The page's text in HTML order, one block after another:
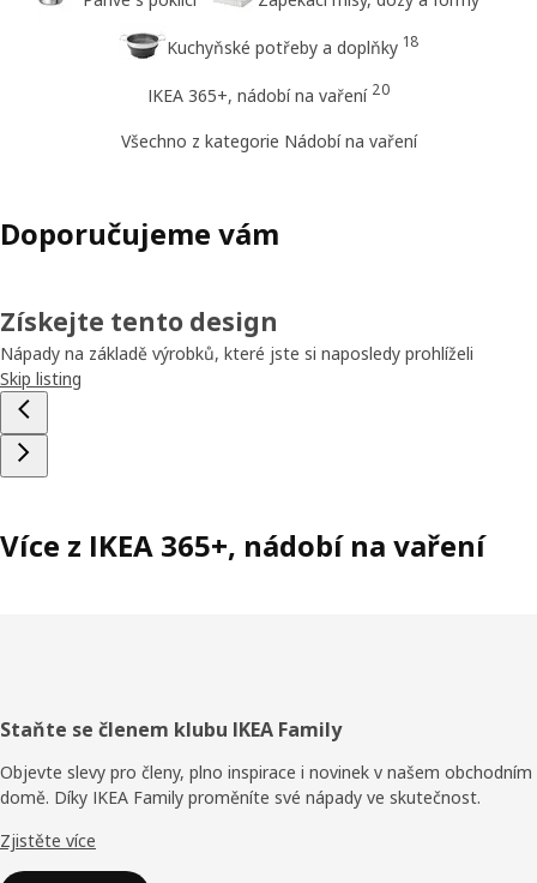
Kuchyňské potřeby a doplňky 18
IKEA 365+, nádobí na vaření 20
Všechno z kategorie Nádobí na vaření
Doporučujeme vám
Získejte tento design
Nápady na základě výrobků, které jste si naposledy prohlíželi
Skip listing
Více z IKEA 365+, nádobí na vaření
Zápatí
Staňte se členem klubu IKEA Family
Objevte slevy pro členy, plno inspirace i novinek v našem obchodním
domě. Díky IKEA Family proměníte své nápady ve skutečnost.
Zjistěte více